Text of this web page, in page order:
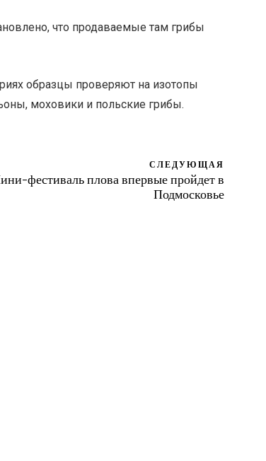
что продаваемые там грибы
образцы проверяют на изотопы
моховики и польские грибы.
СЛЕДУЮЩАЯ
фестиваль плова впервые пройдет в
Подмосковье